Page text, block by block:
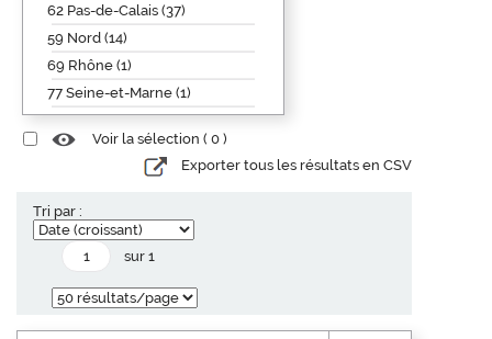
62 Pas-de-Calais (37)
59 Nord (14)
69 Rhône (1)
77 Seine-et-Marne (1)
Voir la sélection ( 0 )
Exporter tous les résultats en CSV
Tri par :
sur 1